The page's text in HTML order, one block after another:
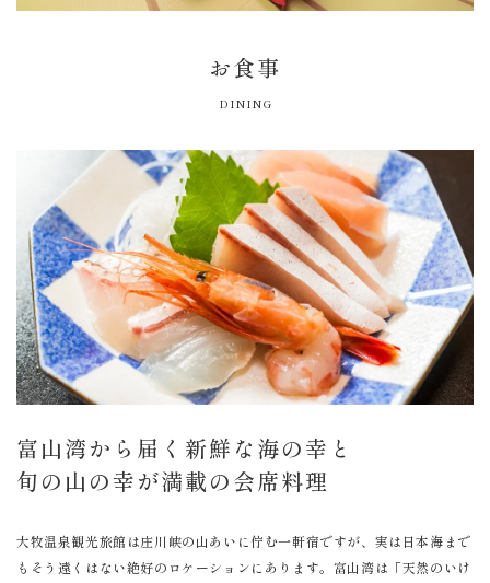
お食事
DINING
富山湾から届く新鮮な海の幸と
旬の山の幸が満載の会席料理
大牧温泉観光旅館は庄川峡の山あいに佇む一軒宿ですが、実は日本海まで
もそう遠くはない絶好のロケーションにあります。富山湾は「天然のいけ